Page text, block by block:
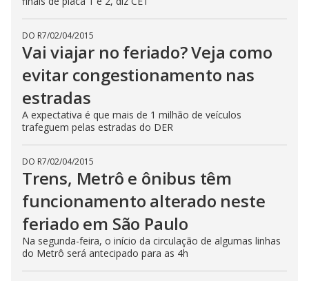
DO R7/02/04/2015
Vai viajar no feriado? Veja como
evitar congestionamento nas
estradas
A expectativa é que mais de 1 milhão de veículos
trafeguem pelas estradas do DER
DO R7/02/04/2015
Trens, Metrô e ônibus têm
funcionamento alterado neste
feriado em São Paulo
Na segunda-feira, o início da circulação de algumas linhas
do Metrô será antecipado para as 4h